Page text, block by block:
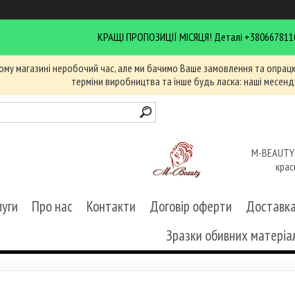
КРАЩІ ПРОПОЗИЦІЇ МІСЯЦЯ! Деталі
магазині неробочий час, але ми бачимо Ваше замовлення та
терміни виробництва та інше будь ласка: наші
M-
Про нас Контакти Договір оферти
Зразки обивних